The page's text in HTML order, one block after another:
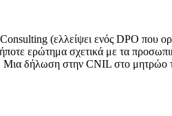
(ελλείψει ενός DPO που
ερώτημα σχετικά με τα
δήλωση στην CNIL στο μητρώο